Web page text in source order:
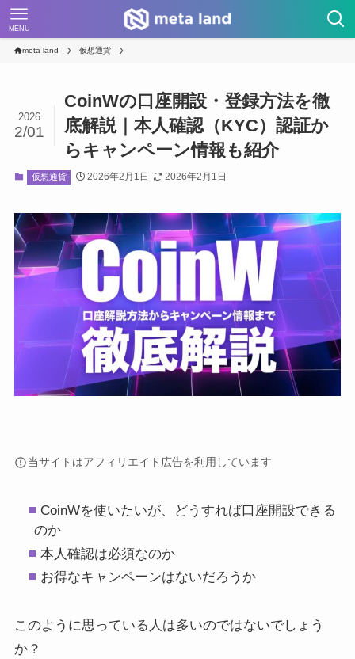
MENU
meta land 仮想通貨
CoinWの口座開設・登録方法を徹
底解説｜本人確認（KYC）認証か
らキャンペーン情報も紹介
2026
2/01
仮想通貨 2026年2月1日 2026年2月1日
当サイトはアフィリエイト広告を利用しています
CoinWを使いたいが、どうすれば口座開設できる
のか
本人確認は必須なのか
お得なキャンペーンはないだろうか
このように思っている人は多いのではないでしょう
か？